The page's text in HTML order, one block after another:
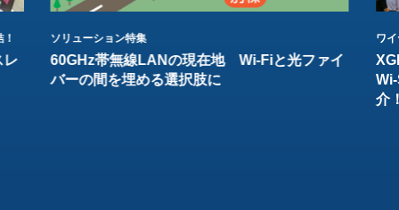
レ
ソリューション特集
60GHz帯無線LANの現在地 Wi-Fiと光ファイ
バーの間を埋める選択肢に
ワ
介